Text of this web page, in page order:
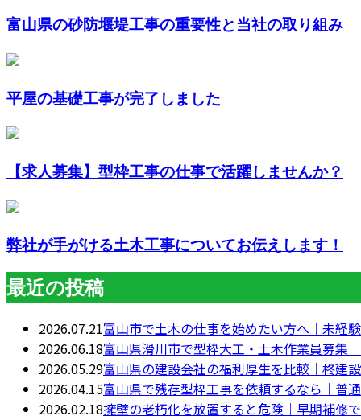
富山県の砂防堰堤工事の重要性と当社の取り組み
平屋の基礎工事が完了しました
【求人募集】型枠工事の仕事で活躍しませんか？
弊社が手がける土木工事についてお伝えします！
最近の投稿
2026.07.21富山市で土木の仕事を始めたい方へ｜未経
2026.06.18富山県滑川市で型枠大工・土木作業員募集
2026.05.29富山県の建設会社の福利厚生を比較｜柊建
2026.04.15富山県で残存型枠工事を依頼するなら｜普
2026.02.18擁壁の老朽化を放置すると危険｜早期補修